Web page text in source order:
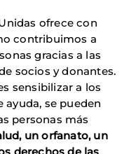
ofrece con
contribuimos a
gracias a las
socios y donantes.
sensibilizar a los
se pueden
personas más
un orfanato, un